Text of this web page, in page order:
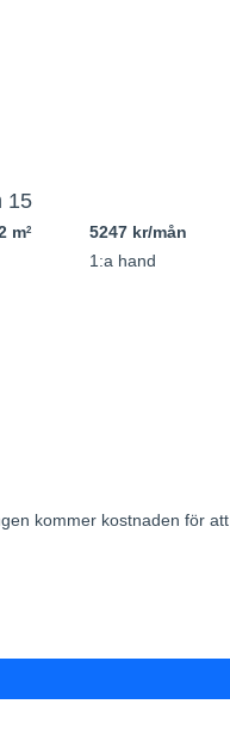
15
m2
5247 kr/mån
1:a hand
kommer kostnaden för att